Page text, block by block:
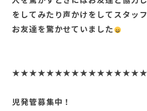
をしてみたり声かけをしてスタッ
お友達を驚かせていました
児発管募集中！